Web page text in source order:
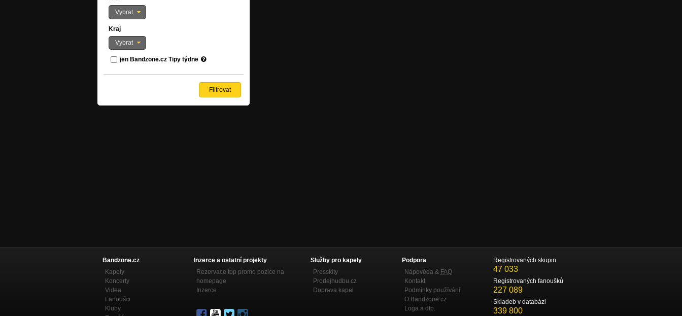
Vybrat
Kraj
Vybrat
jen Bandzone.cz Tipy týdne
Bandzone.cz
Kapely
Koncerty
Videa
Fanoušci
Kluby
Inzerce a ostatní projekty
Rezervace top promo pozice na
homepage
Inzerce
Služby pro kapely
Presskity
Prodejhudbu.cz
Doprava kapel
Podpora
Nápověda & FAQ
Kontakt
Podmínky používání
O Bandzone.cz
Loga a dtp.
Registrovaných skupin
47 033
Registrovaných fanoušků
227 089
Skladeb v databázi
339 800